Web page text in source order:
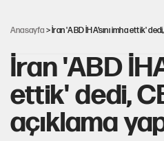
Anasayfa > İran 'ABD İHA’sını imha ettik'
İran 'ABD
ettik' dedi,
açıklama